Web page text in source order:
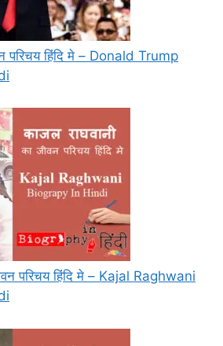
परिचय हिंदि मे – Donald Trump
परिचय हिंदि मे – Kajal Raghwani